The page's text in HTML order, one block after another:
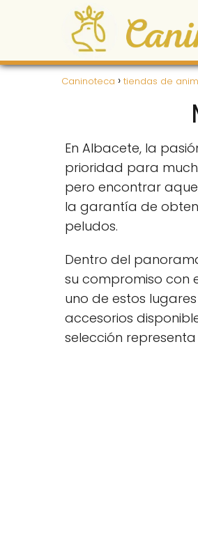
Caninoteca tiendas de
En Albacete, la
prioridad para
pero encontrar
la garantía de
peludos.
Dentro del
su compromiso con
uno de estos
accesorios
selección